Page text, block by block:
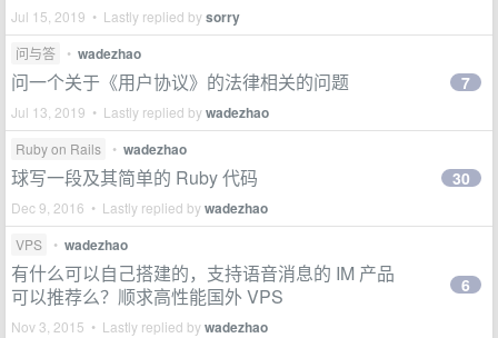
Jul 15, 2019 • Lastly replied bysorry
问与答 • wadezhao
问一个关于《用户协议》的法律相关的问题
Jul 13, 2019 • Lastly replied bywadezhao
7
Ruby on Rails • wadezhao
球写一段及其简单的 Ruby 代码
Dec 9, 2016 • Lastly replied bywadezhao
30
VPS • wadezhao
有什么可以自己搭建的，支持语音消息的 IM 产品
可以推荐么？顺求高性能国外 VPS
Nov 3, 2015 • Lastly replied bywadezhao
6